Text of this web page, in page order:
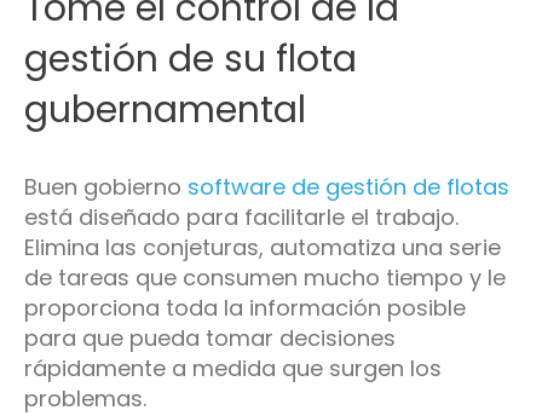
gestión de su flota
gubernamental
Buen gobierno software de gestión de flotas
está diseñado para facilitarle el trabajo.
Elimina las conjeturas, automatiza una serie
de tareas que consumen mucho tiempo y le
proporciona toda la información posible
para que pueda tomar decisiones
rápidamente a medida que surgen los
problemas.